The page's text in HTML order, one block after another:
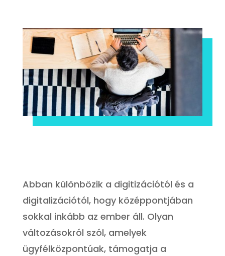
Abban különbözik a digitizációtól és a
digitalizációtól, hogy középpontjában
sokkal inkább az ember áll. Olyan
változásokról szól, amelyek
ügyfélközpontúak, támogatja a